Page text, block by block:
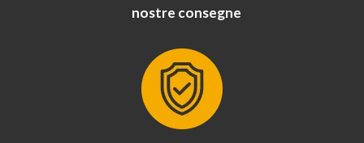
nostre consegne